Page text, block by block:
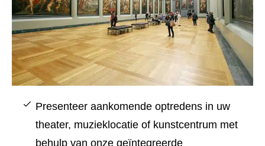
Presenteer aankomende optredens in uw
theater, muzieklocatie of kunstcentrum met
behulp van onze geïntegreerde